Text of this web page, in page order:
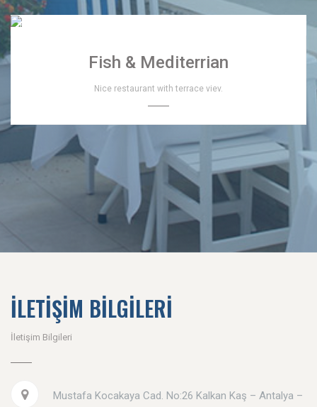
Fish & Mediterrian
Nice restaurant with terrace viev.
İLETİŞİM BİLGİLERİ
İletişim Bilgileri
Mustafa Kocakaya Cad. No:26 Kalkan Kaş – Antalya –